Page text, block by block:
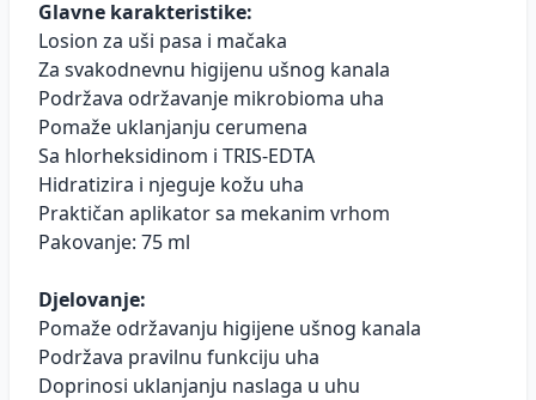
Glavne karakteristike:
Losion za uši pasa i mačaka
Za svakodnevnu higijenu ušnog kanala
Podržava održavanje mikrobioma uha
Pomaže uklanjanju cerumena
Sa hlorheksidinom i TRIS-EDTA
Hidratizira i njeguje kožu uha
Praktičan aplikator sa mekanim vrhom
Pakovanje: 75 ml
Djelovanje:
Pomaže održavanju higijene ušnog kanala
Podržava pravilnu funkciju uha
Doprinosi uklanjanju naslaga u uhu